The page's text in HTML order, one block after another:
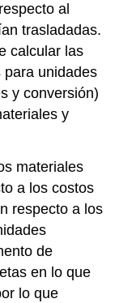
al
trasladadas.
calcular las
para unidades
y conversión)
y
materiales
a los costos
respecto a los
de
en lo que
lo que